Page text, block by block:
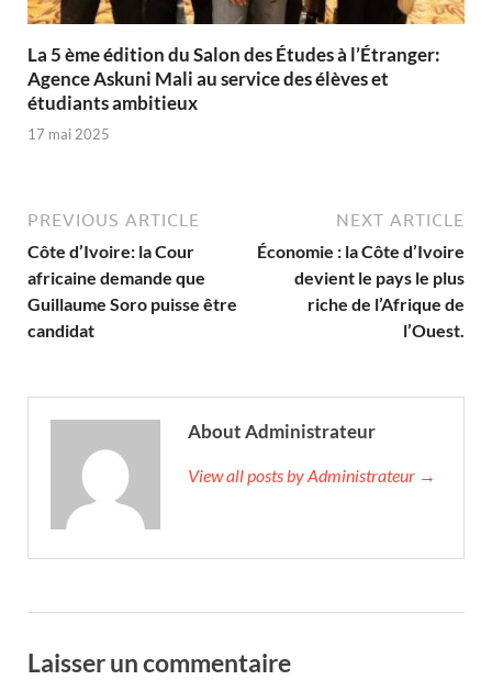
La 5 ème édition du Salon des Études à l’Étranger:
Agence Askuni Mali au service des élèves et
étudiants ambitieux
17 mai 2025
PREVIOUS ARTICLE
Côte d’Ivoire: la Cour
africaine demande que
Guillaume Soro puisse être
candidat
NEXT ARTICLE
Économie : la Côte d’Ivoire
devient le pays le plus
riche de l’Afrique de
l’Ouest.
About Administrateur
View all posts by Administrateur →
Laisser un commentaire